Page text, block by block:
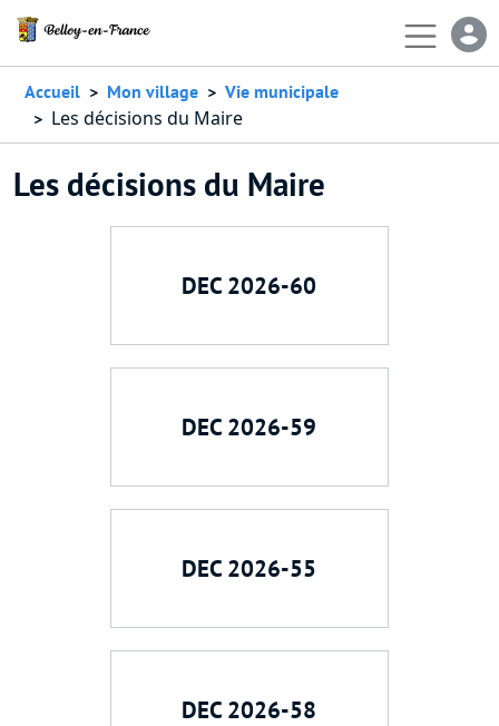
Accueil Mon village Vie municipale
Les décisions du Maire
Les décisions du Maire
DEC 2026-60
DEC 2026-59
DEC 2026-55
DEC 2026-58